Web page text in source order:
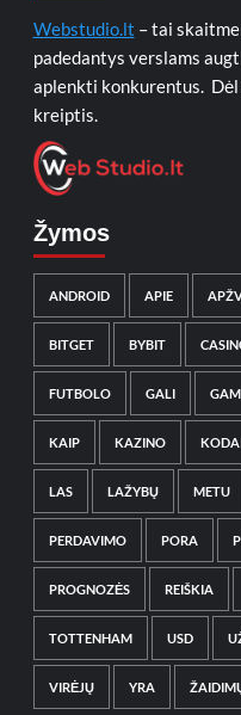
Webstudio.lt – tai
padedantys verslams
aplenkti konkurentus.
kreiptis.
Žymos
ANDROID APIE
BITGET BYBIT
FUTBOLO GALI
KAIP KAZINO
LAS LAŽYBŲ METU
PERDAVIMO PORA
PROGNOZĖS REIŠKIA
TOTTENHAM USD
VIRĖJŲ YRA